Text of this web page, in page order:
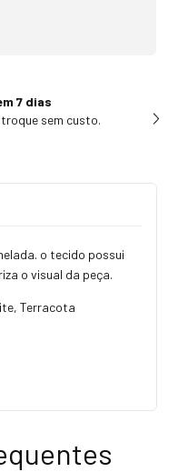
7 dias
troque sem custo.
o tecido possui
o visual da peça.
Terracota